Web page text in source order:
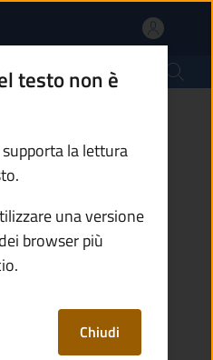
scheda).
Golgi
non dovuti
di
il rimborso se hai
a quelle dovute
testo non è
la lettura
una versione
browser più
Chiudi